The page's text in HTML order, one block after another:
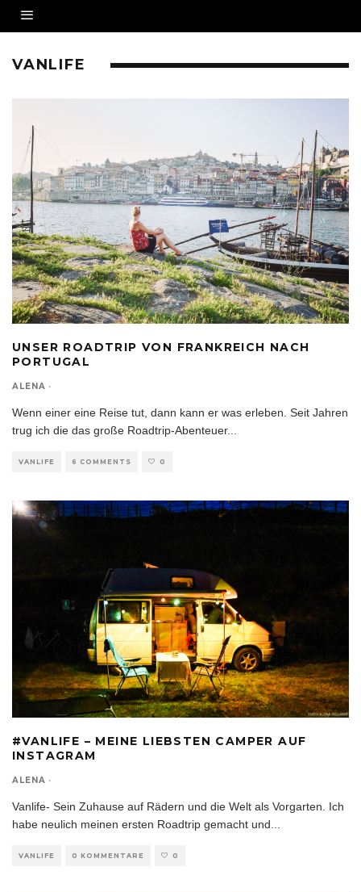
VANLIFE
UNSER ROADTRIP VON FRANKREICH NACH
PORTUGAL
ALENA ·
Wenn einer eine Reise tut, dann kann er was erleben. Seit Jahren
trug ich die das große Roadtrip-Abenteuer...
VANLIFE 6 COMMENTS 0
#VANLIFE – MEINE LIEBSTEN CAMPER AUF
INSTAGRAM
ALENA ·
Vanlife- Sein Zuhause auf Rädern und die Welt als Vorgarten. Ich
habe neulich meinen ersten Roadtrip gemacht und
VANLIFE 0 KOMMENTARE 0